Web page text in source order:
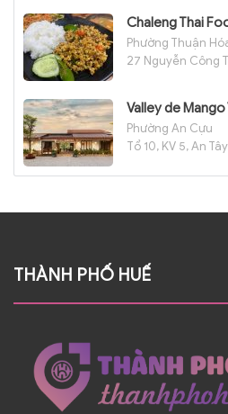
Chaleng Thai
Phường Thuận
27 Nguyễn Công
Valley de Mango
Phường An Cựu
Tổ 10, KV 5, An Tây
THÀNH PHỐ HUẾ